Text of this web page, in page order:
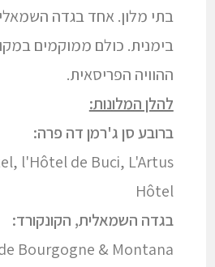
בתי מלון. אחד בגדה
בימנית. כולם ממוקמים
ההוויה הפריסאית.
להלן המלונות:
ברובע סן ג'רמן דה פרה:
l'Hôtel de Buci, L'Artus
Hôtel
בגדה השמאלית, הקונקורד:
Bourgogne & Montana